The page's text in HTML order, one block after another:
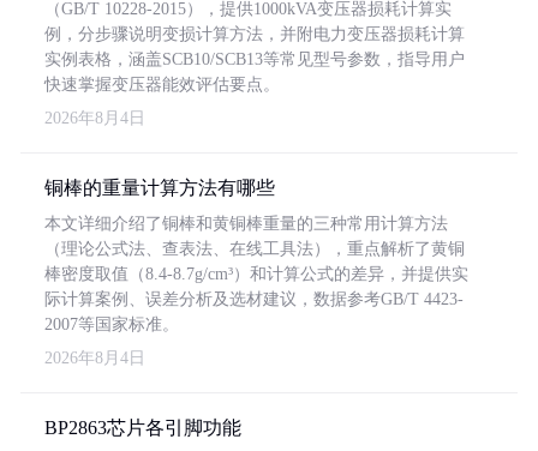
（GB/T 10228-2015），提供1000kVA变压器损耗计算实
例，分步骤说明变损计算方法，并附电力变压器损耗计算
实例表格，涵盖SCB10/SCB13等常见型号参数，指导用户
快速掌握变压器能效评估要点。
2026年8月4日
铜棒的重量计算方法有哪些
本文详细介绍了铜棒和黄铜棒重量的三种常用计算方法
（理论公式法、查表法、在线工具法），重点解析了黄铜
棒密度取值（8.4-8.7g/cm³）和计算公式的差异，并提供实
际计算案例、误差分析及选材建议，数据参考GB/T 4423-
2007等国家标准。
2026年8月4日
BP2863芯片各引脚功能